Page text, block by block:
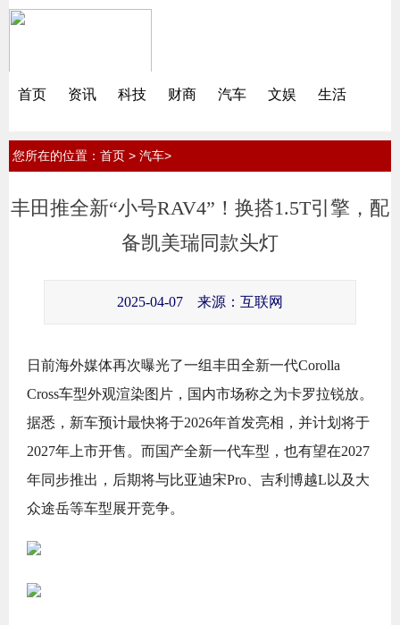
首页 资讯 科技 财商 汽车 文娱 生活
您所在的位置： 首页 > 汽车>
丰田推全新“小号RAV4”！换搭1.5T引擎，配
备凯美瑞同款头灯
2025-04-07 来源：互联网
日前海外媒体再次曝光了一组丰田全新一代Corolla
Cross车型外观渲染图片，国内市场称之为卡罗拉锐放。
据悉，新车预计最快将于2026年首发亮相，并计划将于
2027年上市开售。而国产全新一代车型，也有望在2027
年同步推出，后期将与比亚迪宋Pro、吉利博越L以及大
众途岳等车型展开竞争。